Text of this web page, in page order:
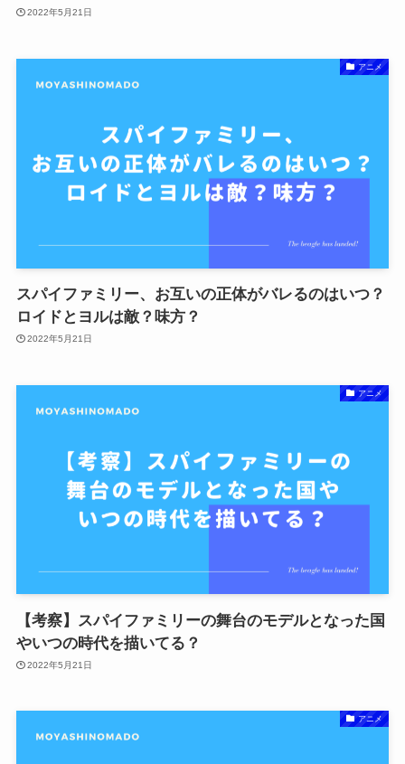
2022年5月21日
アニメ
スパイファミリー、お互いの正体がバレるのはいつ？
ロイドとヨルは敵？味方？
2022年5月21日
アニメ
【考察】スパイファミリーの舞台のモデルとなった国
やいつの時代を描いてる？
2022年5月21日
アニメ